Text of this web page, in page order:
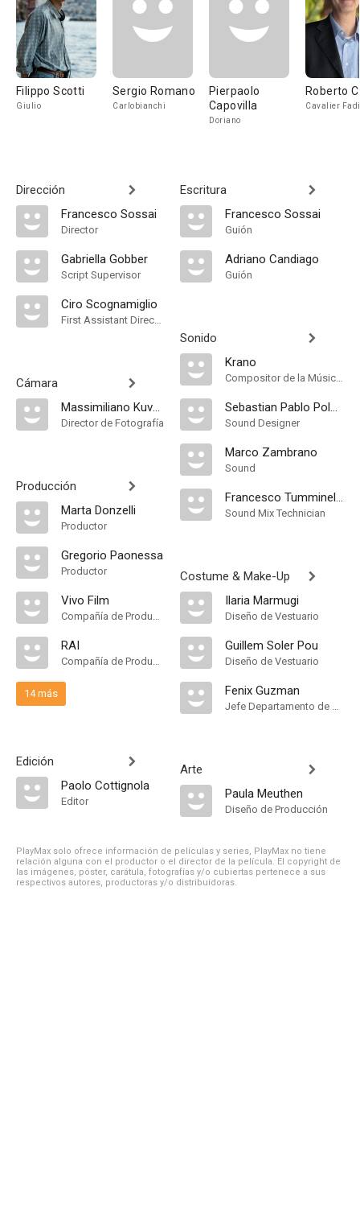
Filippo Scotti
Giulio
Sergio Romano
Carlobianchi
Pierpaolo
Capovilla
Doriano
Roberto
Cavalier
Dirección
Francesco Sossai
Director
Gabriella Gobber
Script Supervisor
Ciro Scognamiglio
First Assistant Director
Cámara
Massimiliano Kuveiller
Director de Fotografía
Producción
Marta Donzelli
Productor
Gregorio Paonessa
Productor
Vivo Film
Compañía de Produccion
RAI
Compañía de Produccion
14 más
Edición
Paolo Cottignola
Editor
Escritura
Francesco Sossai
Guión
Adriano Candiago
Guión
Sonido
Krano
Compositor de la Música Original, Música
Sebastian Pablo Poloni
Sound Designer
Marco Zambrano
Sound
Francesco Tumminello
Sound Mix Technician
Costume & Make-Up
Ilaria Marmugi
Diseño de Vestuario
Guillem Soler Pou
Diseño de Vestuario
Fenix Guzman
Jefe Departamento de Maquillaje
Arte
Paula Meuthen
Diseño de Producción
PlayMax solo ofrece información de películas y series, PlayMax no tiene
relación alguna con el productor o el director de la película. El copyright de
las imágenes, póster, carátula, fotografías y/o cubiertas pertenece a sus
respectivos autores, productoras y/o distribuidoras.